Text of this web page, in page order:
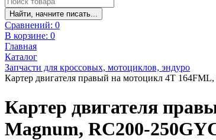
Найти, начните писать...
Сравнений: 0
В корзине: 0
Главная
Каталог
Запчасти для кроссовых, мотоциклов, эндуро
Картер двигателя правый на мотоцикл 4Т
Картер двигателя
Magnum, RC200-